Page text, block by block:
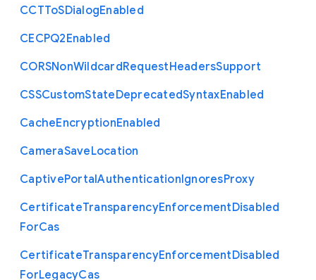
CCTToSDialogEnabled
CECPQ2Enabled
CORSNonWildcardRequestHeadersSupport
CSSCustomStateDeprecatedSyntaxEnabled
CacheEncryptionEnabled
CameraSaveLocation
CaptivePortalAuthenticationIgnoresProxy
CertificateTransparencyEnforcementDisabled
ForCas
CertificateTransparencyEnforcementDisabled
ForLegacyCas